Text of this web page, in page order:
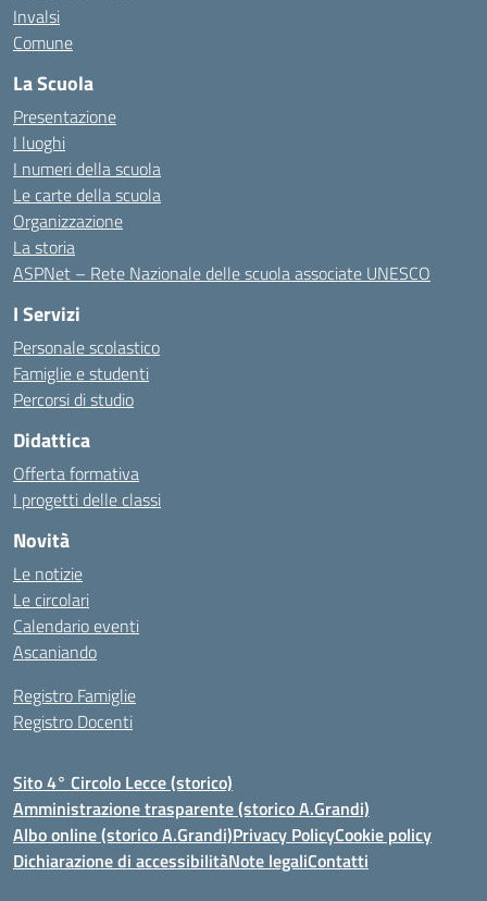
Invalsi
Comune
La Scuola
Presentazione
I luoghi
I numeri della scuola
Le carte della scuola
Organizzazione
La storia
ASPNet – Rete Nazionale delle scuola associate UNESCO
I Servizi
Personale scolastico
Famiglie e studenti
Percorsi di studio
Didattica
Offerta formativa
I progetti delle classi
Novità
Le notizie
Le circolari
Calendario eventi
Ascaniando
Registro Famiglie
Registro Docenti
Sito 4° Circolo Lecce (storico)
Amministrazione trasparente (storico A.Grandi)
Albo online (storico A.Grandi)Privacy PolicyCookie policy
Dichiarazione di accessibilitàNote legaliContatti